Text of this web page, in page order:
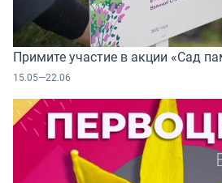
Примите участие в акции «Сад
15.05—22.06